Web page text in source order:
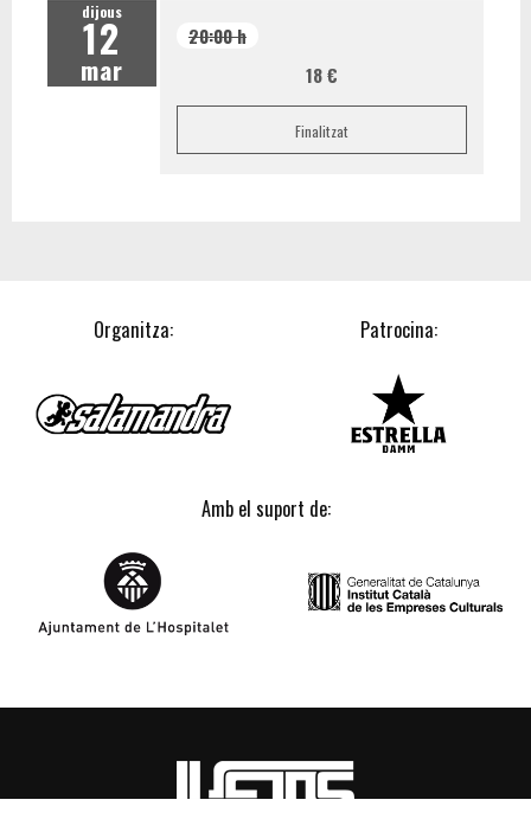
dijous
12
mar
20:00 h
18 €
Finalitzat
Organitza: Patrocina:
Amb el suport de: